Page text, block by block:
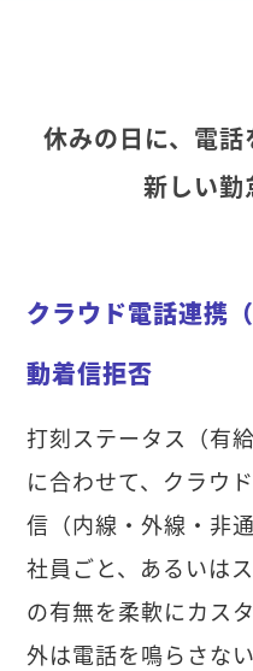
休みの日に、電
新しい勤
クラウド電話連携
動着信拒否
打刻ステータス（有
に合わせて、クラウ
信（内線・外線・非
社員ごと、あるいは
の有無を柔軟にカス
外は電話を鳴らさな